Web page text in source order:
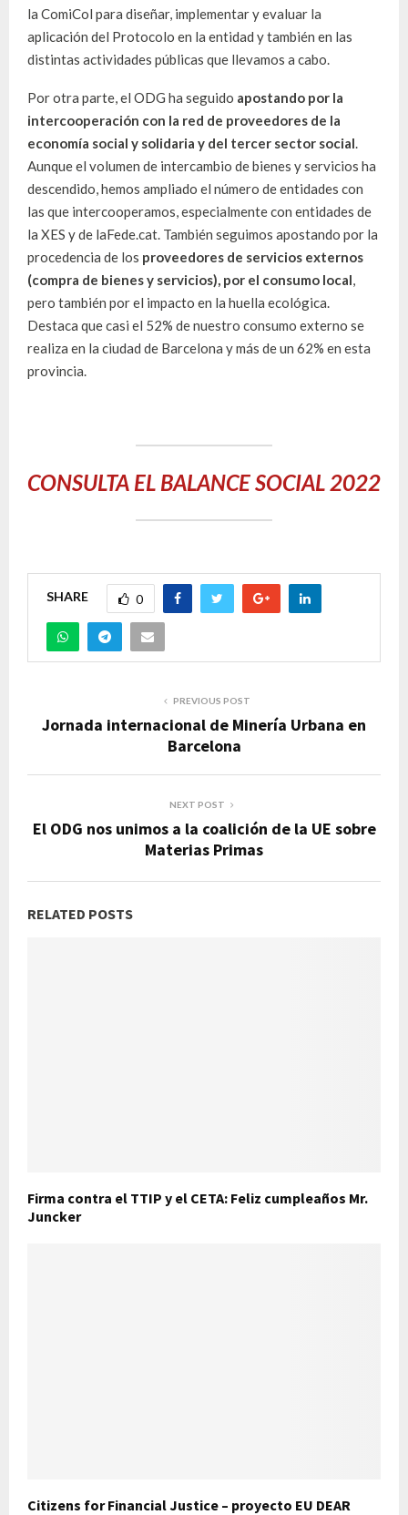
la ComiCol para diseñar, implementar y evaluar la
aplicación del Protocolo en la entidad y también en las
distintas actividades públicas que llevamos a cabo.
Por otra parte, el ODG ha seguido apostando por la
intercooperación con la red de proveedores de la
economía social y solidaria y del tercer sector social.
Aunque el volumen de intercambio de bienes y servicios ha
descendido, hemos ampliado el número de entidades con
las que intercooperamos, especialmente con entidades de
la XES y de laFede.cat. También seguimos apostando por la
procedencia de los proveedores de servicios externos
(compra de bienes y servicios), por el consumo local,
pero también por el impacto en la huella ecológica.
Destaca que casi el 52% de nuestro consumo externo se
realiza en la ciudad de Barcelona y más de un 62% en esta
provincia.
CONSULTA EL BALANCE SOCIAL 2022
SHARE 0
PREVIOUS POST
Jornada internacional de Minería Urbana en
Barcelona
NEXT POST
El ODG nos unimos a la coalición de la UE sobre
Materias Primas
RELATED POSTS
Firma contra el TTIP y el CETA: Feliz cumpleaños Mr.
Juncker
Citizens for Financial Justice – proyecto EU DEAR